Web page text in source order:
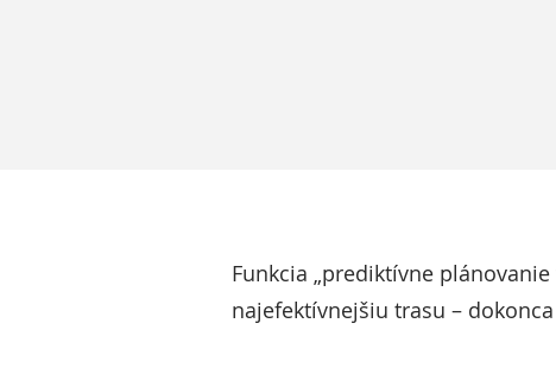
Funkcia „prediktívne
najefektívnejšiu trasu –